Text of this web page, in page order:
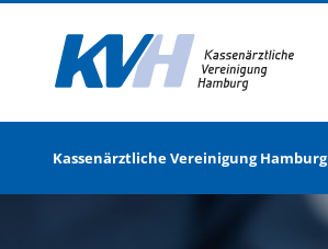
Kassenärztliche Vereinigung Hamburg